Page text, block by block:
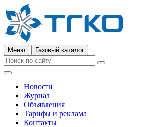
Меню Газовый каталог
Новости
Журнал
Объявления
Тарифы и реклама
Контакты